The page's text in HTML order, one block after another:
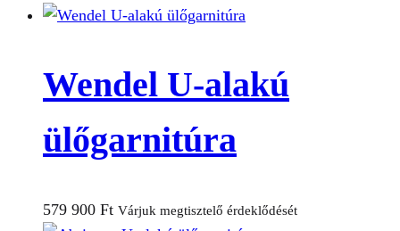
Wendel U-alakú
ülőgarnitúra
579 900 Ft Várjuk megtisztelő érdeklődését